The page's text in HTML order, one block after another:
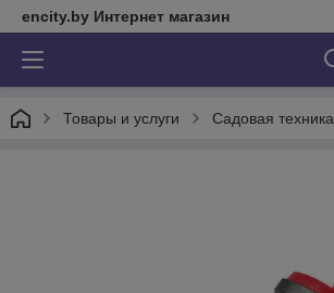
encity.by Интернет магазин
Товары и услуги Садовая техника